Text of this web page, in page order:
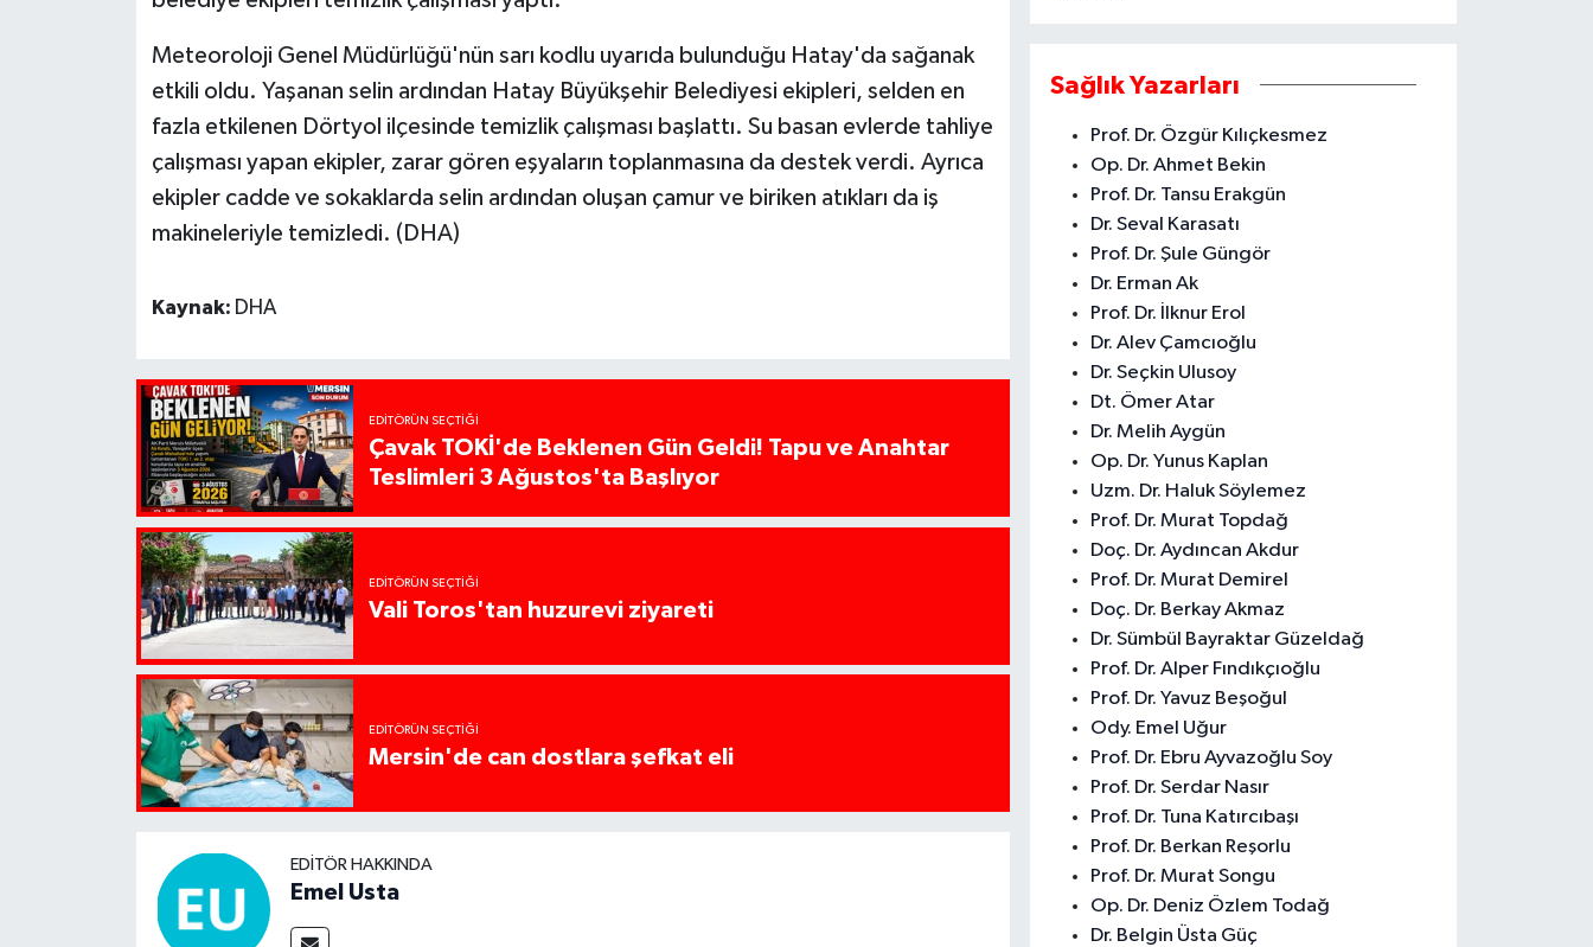
Meteoroloji Genel Müdürlüğü'nün sarı kodlu uyarıda bulunduğu Hatay'da sağanak
etkili oldu. Yaşanan selin ardından Hatay Büyükşehir Belediyesi ekipleri, selden en
fazla etkilenen Dörtyol ilçesinde temizlik çalışması başlattı. Su basan evlerde tahliye
çalışması yapan ekipler, zarar gören eşyaların toplanmasına da destek verdi. Ayrıca
ekipler cadde ve sokaklarda selin ardından oluşan çamur ve biriken atıkları da iş
makineleriyle temizledi. (DHA)
Kaynak: DHA
EDITÖRÜN SEÇTIĞI
Çavak TOKİ'de Beklenen Gün Geldi! Tapu ve Anahtar
Teslimleri 3 Ağustos'ta Başlıyor
EDITÖRÜN SEÇTIĞI
Vali Toros'tan huzurevi ziyareti
EDITÖRÜN SEÇTIĞI
Mersin'de can dostlara şefkat eli
EDITÖR HAKKINDA
Emel Usta
Sağlık Yazarları
Prof. Dr. Özgür Kılıçkesmez
Op. Dr. Ahmet Bekin
Prof. Dr. Tansu Erakgün
Dr. Seval Karasatı
Prof. Dr. Şule Güngör
Dr. Erman Ak
Prof. Dr. İlknur Erol
Dr. Alev Çamcıoğlu
Dr. Seçkin Ulusoy
Dt. Ömer Atar
Dr. Melih Aygün
Op. Dr. Yunus Kaplan
Uzm. Dr. Haluk Söylemez
Prof. Dr. Murat Topdağ
Doç. Dr. Aydıncan Akdur
Prof. Dr. Murat Demirel
Doç. Dr. Berkay Akmaz
Dr. Sümbül Bayraktar Güzeldağ
Prof. Dr. Alper Fındıkçıoğlu
Prof. Dr. Yavuz Beşoğul
Ody. Emel Uğur
Prof. Dr. Ebru Ayvazoğlu Soy
Prof. Dr. Serdar Nasır
Prof. Dr. Tuna Katırcıbaşı
Prof. Dr. Berkan Reşorlu
Prof. Dr. Murat Songu
Op. Dr. Deniz Özlem Todağ
Dr. Belgin Üsta Güç